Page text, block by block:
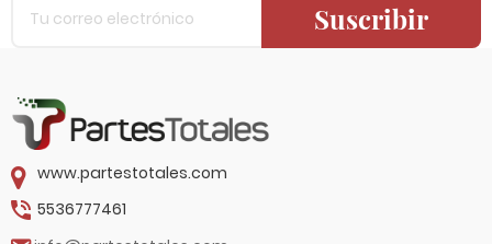
Suscribir
www.partestotales.com
5536777461